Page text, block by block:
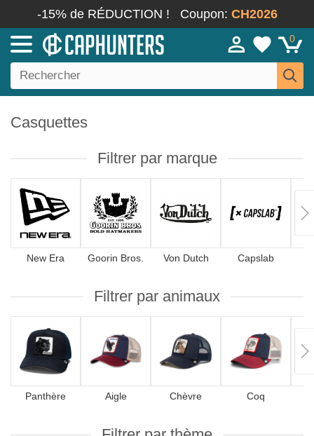
-15% de RÉDUCTION ! Coupon: CH2026
0
Casquettes
Filtrer par marque
New Era Goorin Bros. Von Dutch Capslab
Filtrer par animaux
Panthère Aigle Chèvre Coq